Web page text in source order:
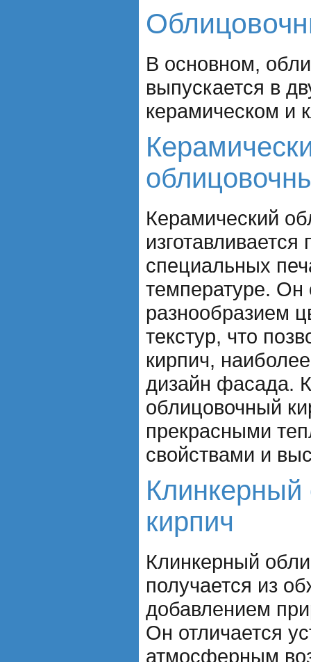
В основном,
выпускается в
керамическом и
Керамический
специальных
температуре. Он
разнообразием
текстур, что
кирпич,
дизайн фасада.
облицовочный
прекрасными
свойствами и
кирпич
Клинкерный
получается из
добавлением
Он отличается
атмосферным